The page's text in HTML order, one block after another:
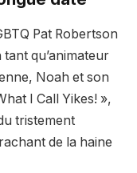
Pat Robertson
qu’animateur
Noah et son
I Call Yikes! »,
tristement
de la haine